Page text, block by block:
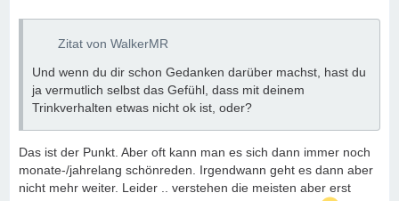
Zitat von WalkerMR
Und wenn du dir schon Gedanken darüber machst, hast du
ja vermutlich selbst das Gefühl, dass mit deinem
Trinkverhalten etwas nicht ok ist, oder?
Das ist der Punkt. Aber oft kann man es sich dann immer noch
monate-/jahrelang schönreden. Irgendwann geht es dann aber
nicht mehr weiter. Leider .. verstehen die meisten aber erst